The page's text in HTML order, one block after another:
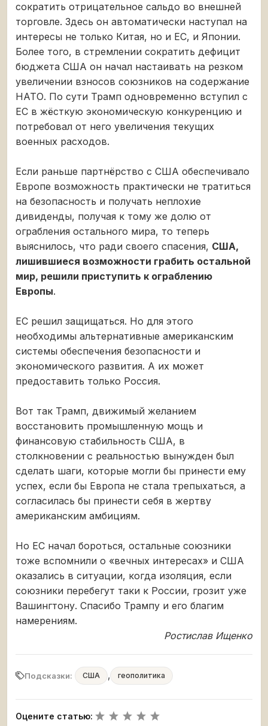
сократить отрицательное сальдо во внешней
торговле. Здесь он автоматически наступал на
интересы не только Китая, но и ЕС, и Японии.
Более того, в стремлении сократить дефицит
бюджета США он начал настаивать на резком
увеличении взносов союзников на содержание
НАТО. По сути Трамп одновременно вступил с
ЕС в жёсткую экономическую конкуренцию и
потребовал от него увеличения текущих
военных расходов.
Если раньше партнёрство с США обеспечивало
Европе возможность практически не тратиться
на безопасность и получать неплохие
дивиденды, получая к тому же долю от
ограбления остального мира, то теперь
выяснилось, что ради своего спасения, США,
лишившиеся возможности грабить остальной
мир, решили приступить к ограблению
Европы.
ЕС решил защищаться. Но для этого
необходимы альтернативные американским
системы обеспечения безопасности и
экономического развития. А их может
предоставить только Россия.
Вот так Трамп, движимый желанием
восстановить промышленную мощь и
финансовую стабильность США, в
столкновении с реальностью вынужден был
сделать шаги, которые могли бы принести ему
успех, если бы Европа не стала трепыхаться, а
согласилась бы принести себя в жертву
американским амбициям.
Но ЕС начал бороться, остальные союзники
тоже вспомнили о «вечных интересах» и США
оказались в ситуации, когда изоляция, если
союзники перебегут таки к России, грозит уже
Вашингтону. Спасибо Трампу и его благим
намерениям.
Ростислав Ищенко
Подсказки: США , геополитика
Оцените статью: